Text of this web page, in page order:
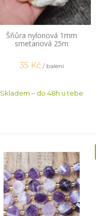
Šňůra nylonová 1mm
smetanová 25m
35 Kč / balení
Skladem – do 48h u tebe